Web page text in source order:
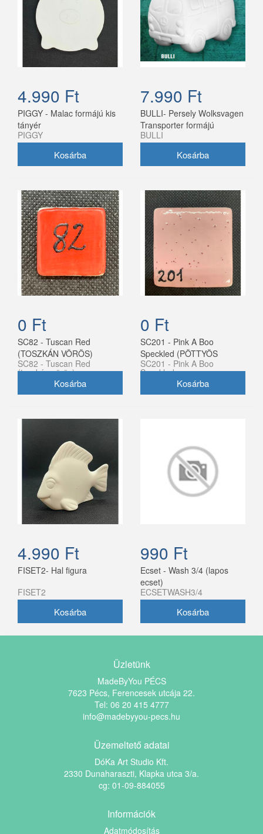
4.990 Ft
PIGGY - Malac formájú kis
tányér
PIGGY
7.990 Ft
BULLI- Persely Wolksvagen
Transporter formájú
BULLI
0 Ft
SC82 - Tuscan Red
(TOSZKÁN VÖRÖS)
SC82 - Tuscan Red
(toszkán vörös)
0 Ft
SC201 - Pink A Boo
Speckled (PÖTTYÖS
RÓZSASZÍN)
SC201 - Pink A Boo
Speckled
4.990 Ft
FISET2- Hal figura
FISET2
990 Ft
Ecset - Wash 3/4 (lapos
ecset)
ECSETWASH3/4
Üzletünk
MadeByYou PÉCS
7623 Pécs, Ferencesek utcája 22.
Tel: 06 20 415 4777
info@madebyyou-pecs.hu
Üzemeltető adatai
DóKa Art Studio Kft.
2330 Dunaharaszti, Klapka utca 3/a.
cg: 01-09-884055
Információk
Adatmódosítás